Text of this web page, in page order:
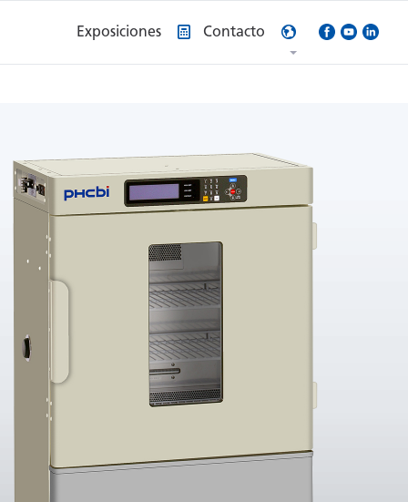
Exposiciones Contacto